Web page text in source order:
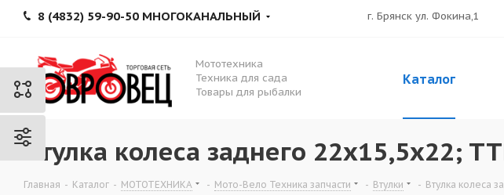
8 (4832) 59-90-50 МНОГОКАНАЛЬНЫЙ г. Брянск ул. Фокина,1
Мототехника
Техника для сада
Товары для рыбалки
Каталог
Втулка колеса заднего 22x15,5x22;
Главная - Каталог - МОТОТЕХНИКА - Мото-Вело Техника запчасти - Втулки - Втулка колеса